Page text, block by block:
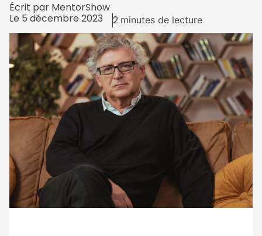
Écrit par MentorShow
Le 5 décembre 2023 2 minutes de lecture